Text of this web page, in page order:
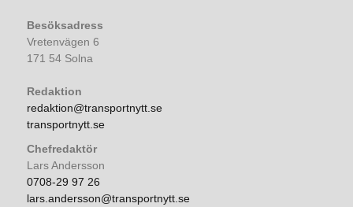
Besöksadress
Vretenvägen 6
171 54 Solna
Redaktion
redaktion@transportnytt.se
transportnytt.se
Chefredaktör
Lars Andersson
0708-29 97 26
lars.andersson@transportnytt.se